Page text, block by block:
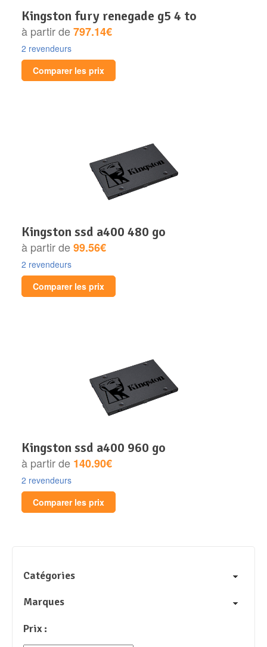
kingston fury renegade g5 4 to
à partir de797.14€
2 revendeurs
Comparer les prix
kingston ssd a400 480 go
à partir de99.56€
2 revendeurs
Comparer les prix
kingston ssd a400 960 go
à partir de 140.90€
2 revendeurs
Comparer les prix
Catégories
Marques
Prix :